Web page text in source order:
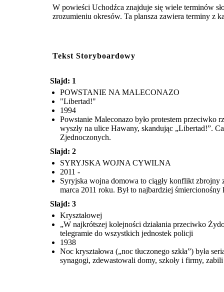
W powieści Uchodźca znajduje się wiele terminów
zrozumieniu okresów. Ta plansza zawiera terminy z
Tekst Storyboardowy
Slajd: 1
POWSTANIE NA MALECONAZO
"Libertad!"
1994
Powstanie Maleconazo było protestem przeciwko
wyszły na ulice Hawany, skandując „Libertad!”.
Zjednoczonych.
Slajd: 2
SYRYJSKA WOJNA CYWILNA
2011 -
Syryjska wojna domowa to ciągły konflikt zbrojny
marca 2011 roku. Był to najbardziej
Slajd: 3
Kryształowej
„W najkrótszej kolejności działania przeciwko
telegramie do wszystkich jednostek policji
1938
Noc kryształowa („noc tłuczonego szkła”) była
synagogi, zdewastowali domy, szkoły i firmy,